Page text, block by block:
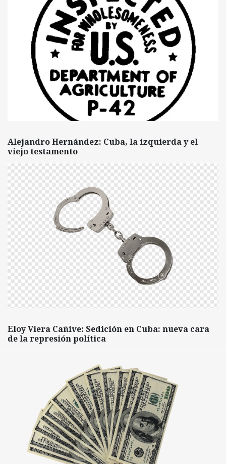
Alejandro Hernández: Cuba, la izquierda y el
viejo testamento
Eloy Viera Cañive: Sedición en Cuba: nueva cara
de la represión política